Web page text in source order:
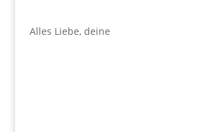
Alles Liebe, deine